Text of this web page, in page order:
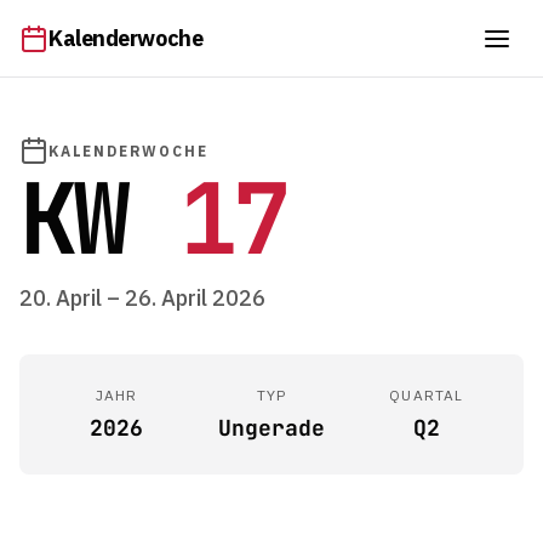
Kalenderwoche
KALENDERWOCHE
KW 17
20. April – 26. April 2026
JAHR
2026
TYP
Ungerade
QUARTAL
Q2